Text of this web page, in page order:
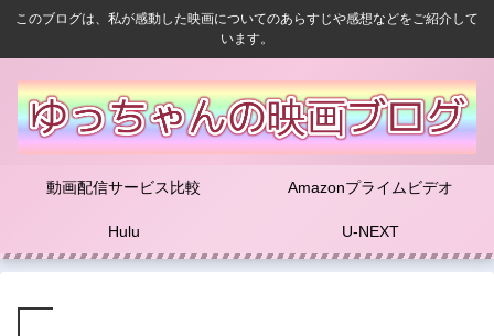
このブログは、私が感動した映画についてのあらすじや感想などをご紹介して
います。
動画配信サービス比較 Amazonプライムビデオ
Hulu U-NEXT